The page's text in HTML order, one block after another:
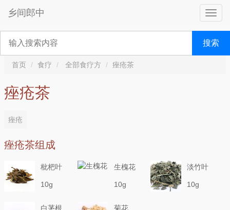
乡间郎中
搜索
首页 食疗 全部食疗方 痤疮茶
痤疮茶
痤疮
痤疮茶组成
枇杷叶
10g
生槐花
10g
淡竹叶
10g
白茅根 菊花